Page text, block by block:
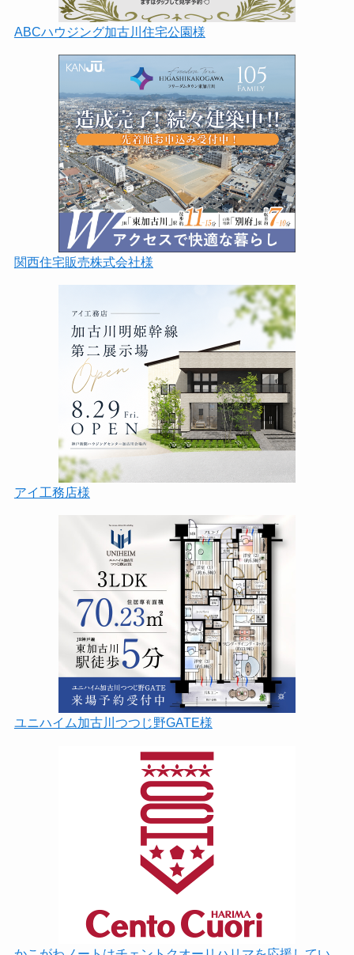
ABCハウジング加古川住宅公園様
関西住宅販売株式会社様
アイ工務店様
ユニハイム加古川つつじ野GATE様